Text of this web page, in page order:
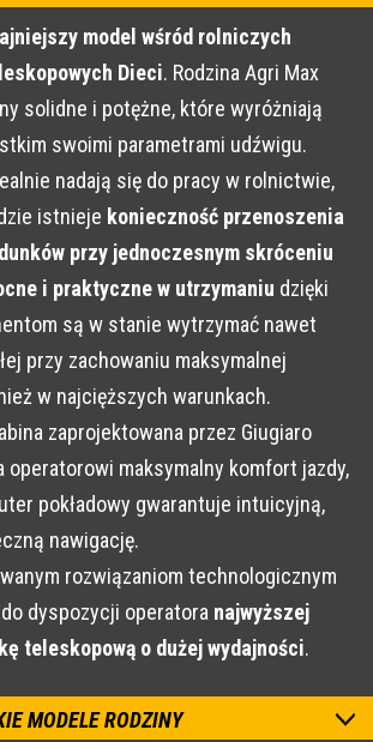
model wśród rolniczych
Dieci. Rodzina Agri Max
solidne i potężne, które wyróżniają
swoimi parametrami udźwigu.
nadają się do pracy w rolnictwie,
istnieje konieczność przenoszenia
przy jednoczesnym skróceniu
i praktyczne w utrzymaniu dzięki
są w stanie wytrzymać nawet
przy zachowaniu maksymalnej
w najcięższych warunkach.
zaprojektowana przez Giugiaro
operatorowi maksymalny komfort jazdy,
pokładowy gwarantuje intuicyjną,
nawigację.
rozwiązaniom technologicznym
dyspozycji operatora najwyższej
teleskopową o dużej wydajności.
MODELE RODZINY